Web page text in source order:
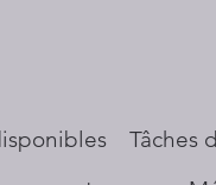
Tâches